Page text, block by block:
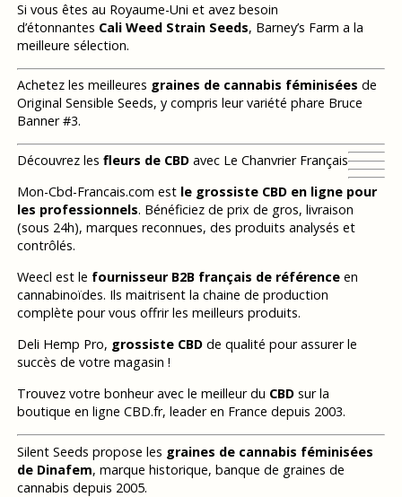
Si vous êtes au Royaume-Uni et avez besoin
d’étonnantes Cali Weed Strain Seeds, Barney’s Farm a la
meilleure sélection.
Achetez les meilleures graines de cannabis féminisées de
Original Sensible Seeds, y compris leur variété phare Bruce
Banner #3.
Découvrez les fleurs de CBDavec Le Chanvrier Français
Mon-Cbd-Francais.com est le grossiste CBD en ligne pour
les professionnels. Bénéficiez de prix de gros, livraison
(sous 24h), marques reconnues, des produits analysés et
contrôlés.
Weecl est le fournisseur B2B français de référenceen
cannabinoïdes. Ils maitrisent la chaine de production
complète pour vous offrir les meilleurs produits.
Deli Hemp Pro, grossiste CBDde qualité pour assurer le
succès de votre magasin !
Trouvez votre bonheur avec le meilleur du CBDsur la
boutique en ligne CBD.fr, leader en France depuis 2003.
Silent Seeds propose les graines de cannabis féminisées
de Dinafem, marque historique, banque de graines de
cannabis depuis 2005.